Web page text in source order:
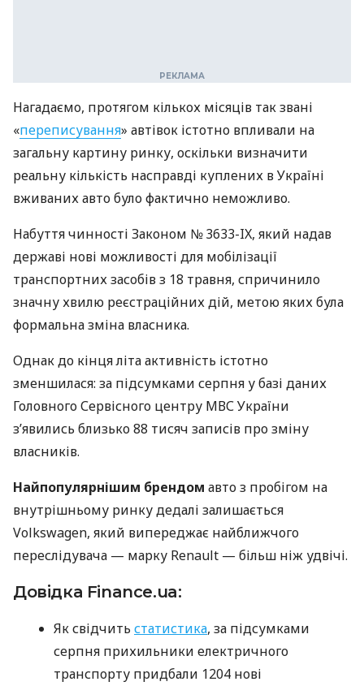
Нагадаємо, протягом кількох місяців так звані
«переписування» автівок істотно впливали на
загальну картину ринку, оскільки визначити
реальну кількість насправді куплених в Україні
вживаних авто було фактично неможливо.
Набуття чинності Законом № 3633-IX, який надав
державі нові можливості для мобілізації
транспортних засобів з 18 травня, спричинило
значну хвилю реєстраційних дій, метою яких була
формальна зміна власника.
Однак до кінця літа активність істотно
зменшилася: за підсумками серпня у базі даних
Головного Сервісного центру МВС України
з’явились близько 88 тисяч записів про зміну
власників.
Найпопулярнішим брендом авто з пробігом на
внутрішньому ринку дедалі залишається
Volkswagen, який випереджає найближчого
переслідувача — марку Renault — більш ніж удвічі.
Довідка Finance.ua:
Як свідчить статистика, за підсумками
серпня прихильники електричного
транспорту придбали 1204 нові